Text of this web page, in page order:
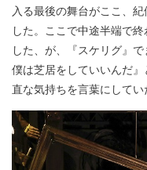
入る最後の舞台がここ、
した。ここで中途半端で
した、が、『スケリグ』
僕は芝居をしていいんだ
直な気持ちを言葉にしてい